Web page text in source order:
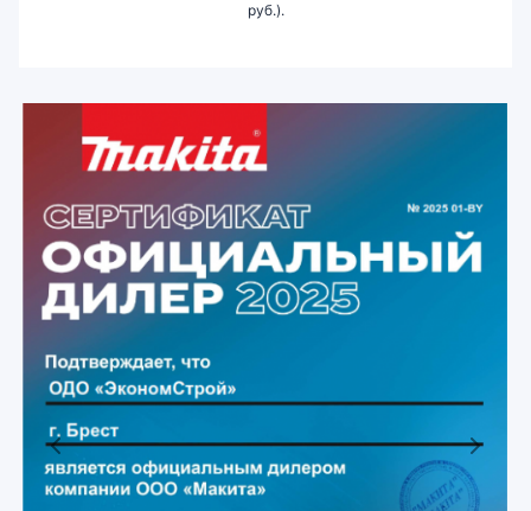
руб.).
Previous Next